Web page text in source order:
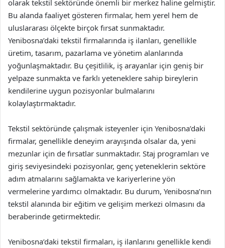
olarak tekstil sektöründe önemli bir merkez haline gelmiştir.
Bu alanda faaliyet gösteren firmalar, hem yerel hem de
uluslararası ölçekte birçok fırsat sunmaktadır.
Yenibosna’daki tekstil firmalarında iş ilanları, genellikle
üretim, tasarım, pazarlama ve yönetim alanlarında
yoğunlaşmaktadır. Bu çeşitlilik, iş arayanlar için geniş bir
yelpaze sunmakta ve farklı yeteneklere sahip bireylerin
kendilerine uygun pozisyonlar bulmalarını
kolaylaştırmaktadır.
Tekstil sektöründe çalışmak isteyenler için Yenibosna’daki
firmalar, genellikle deneyim arayışında olsalar da, yeni
mezunlar için de fırsatlar sunmaktadır. Staj programları ve
giriş seviyesindeki pozisyonlar, genç yeteneklerin sektöre
adım atmalarını sağlamakta ve kariyerlerine yön
vermelerine yardımcı olmaktadır. Bu durum, Yenibosna’nın
tekstil alanında bir eğitim ve gelişim merkezi olmasını da
beraberinde getirmektedir.
Yenibosna’daki tekstil firmaları, iş ilanlarını genellikle kendi